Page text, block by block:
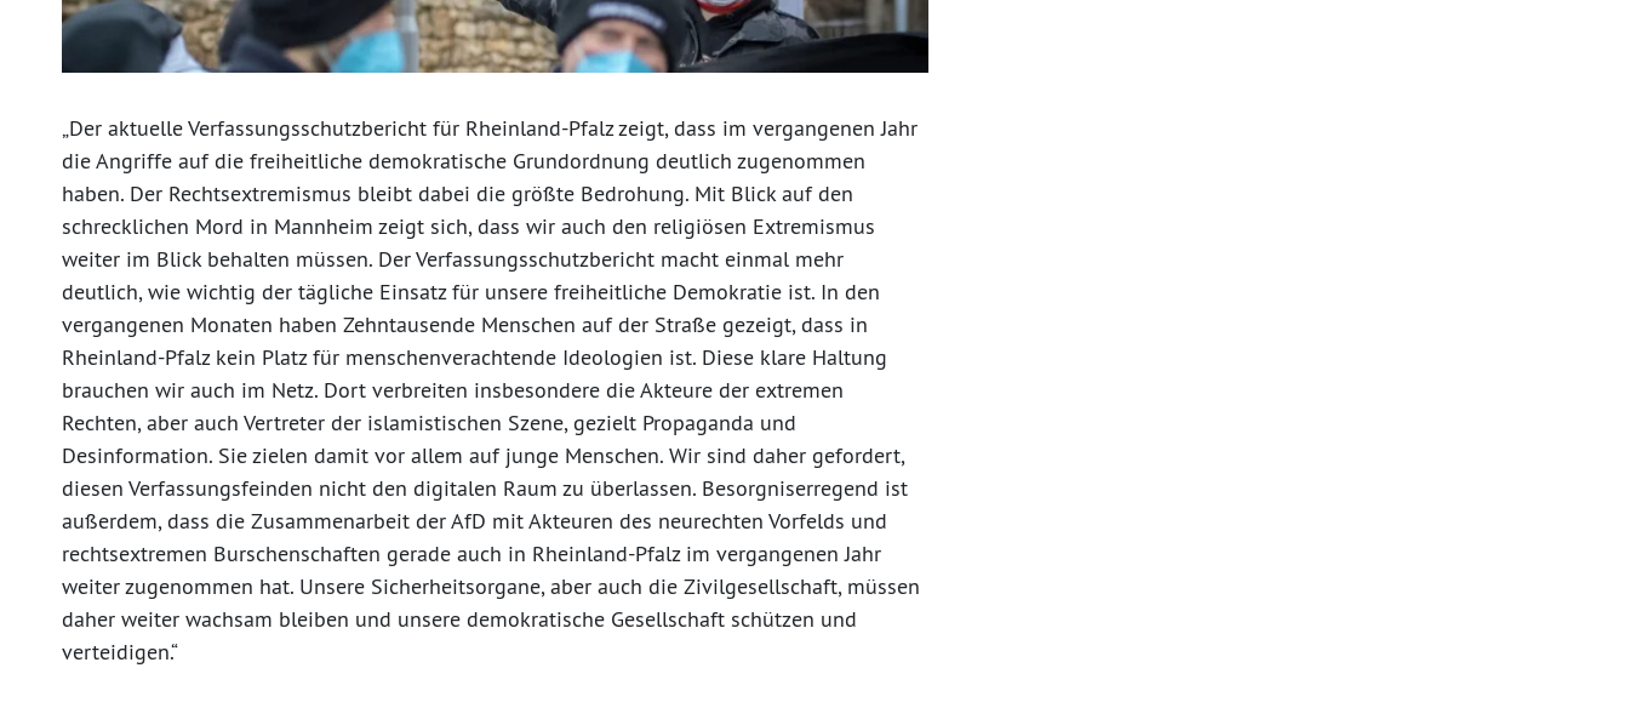
„Der aktuelle Verfassungsschutzbericht für Rheinland-Pfalz zeigt, dass im vergangenen Jahr
die Angriffe auf die freiheitliche demokratische Grundordnung deutlich zugenommen
haben. Der Rechtsextremismus bleibt dabei die größte Bedrohung. Mit Blick auf den
schrecklichen Mord in Mannheim zeigt sich, dass wir auch den religiösen Extremismus
weiter im Blick behalten müssen. Der Verfassungsschutzbericht macht einmal mehr
deutlich, wie wichtig der tägliche Einsatz für unsere freiheitliche Demokratie ist. In den
vergangenen Monaten haben Zehntausende Menschen auf der Straße gezeigt, dass in
Rheinland-Pfalz kein Platz für menschenverachtende Ideologien ist. Diese klare Haltung
brauchen wir auch im Netz. Dort verbreiten insbesondere die Akteure der extremen
Rechten, aber auch Vertreter der islamistischen Szene, gezielt Propaganda und
Desinformation. Sie zielen damit vor allem auf junge Menschen. Wir sind daher gefordert,
diesen Verfassungsfeinden nicht den digitalen Raum zu überlassen. Besorgniserregend ist
außerdem, dass die Zusammenarbeit der AfD mit Akteuren des neurechten Vorfelds und
rechtsextremen Burschenschaften gerade auch in Rheinland-Pfalz im vergangenen Jahr
weiter zugenommen hat. Unsere Sicherheitsorgane, aber auch die Zivilgesellschaft, müssen
daher weiter wachsam bleiben und unsere demokratische Gesellschaft schützen und
verteidigen.“